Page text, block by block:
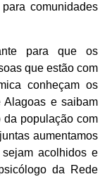
comunidades
para que os
que estão com
conheçam os
Alagoas e saibam
da população com
aumentamos
acolhidos e
da Rede